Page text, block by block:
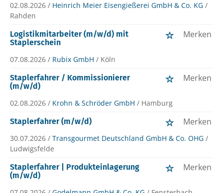
02.08.2026 / Heinrich Meier Eisengießerei GmbH & Co. KG /
Rahden
Logistikmitarbeiter (m/w/d) mit
Staplerschein
Merken
07.08.2026 / Rubix GmbH / Köln
Staplerfahrer / Kommissionierer
(m/w/d)
Merken
02.08.2026 / Krohn & Schröder GmbH / Hamburg
Staplerfahrer (m/w/d)
Merken
30.07.2026 / Transgourmet Deutschland GmbH & Co. OHG /
Ludwigsfelde
Staplerfahrer | Produkteinlagerung
(m/w/d)
Merken